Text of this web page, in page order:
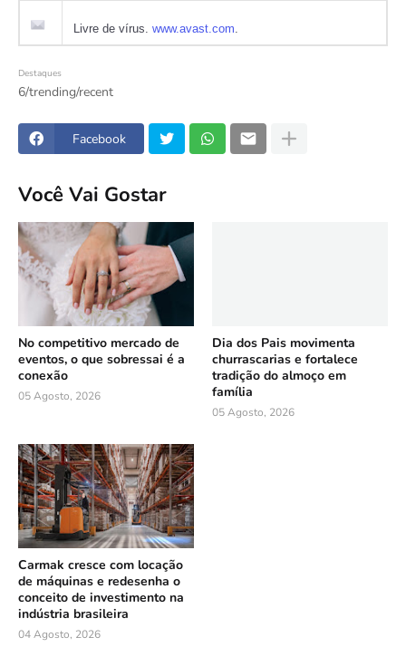
Livre de vírus. www.avast.com.
Destaques
6/trending/recent
Facebook
Você Vai Gostar
No competitivo mercado de
eventos, o que sobressai é a
conexão
05 Agosto, 2026
Dia dos Pais movimenta
churrascarias e fortalece
tradição do almoço em
família
05 Agosto, 2026
Carmak cresce com locação
de máquinas e redesenha o
conceito de investimento na
indústria brasileira
04 Agosto, 2026